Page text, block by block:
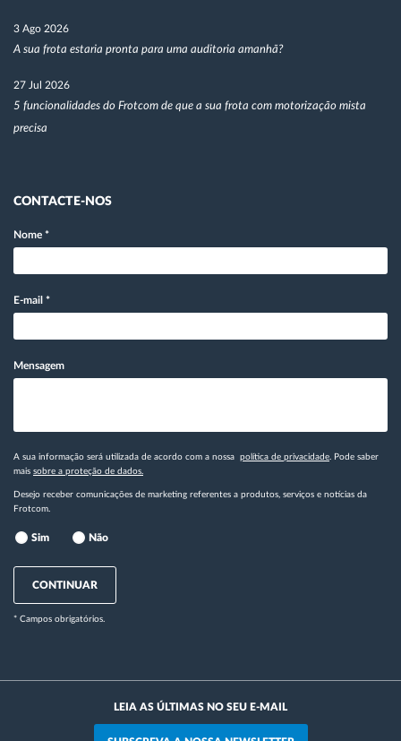
3 Ago 2026
A sua frota estaria pronta para uma auditoria amanhã?
27 Jul 2026
5 funcionalidades do Frotcom de que a sua frota com motorização mista
precisa
CONTACTE-NOS
Nome *
E-mail *
Mensagem
A sua informação será utilizada de acordo com a nossa política de privacidade . Pode saber
mais sobre a proteção de dados.
Desejo receber comunicações de marketing referentes a produtos, serviços e notícias da
Frotcom.
Sim Não
CONTINUAR
* Campos obrigatórios.
LEIA AS ÚLTIMAS NO SEU E-MAIL